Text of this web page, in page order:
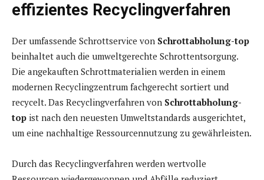
effizientes Recyclingverfahren
Der umfassende Schrottservice von Schrottabholung-top
beinhaltet auch die umweltgerechte Schrottentsorgung.
Die angekauften Schrottmaterialien werden in einem
modernen Recyclingzentrum fachgerecht sortiert und
recycelt. Das Recyclingverfahren von Schrottabholung-
top ist nach den neuesten Umweltstandards ausgerichtet,
um eine nachhaltige Ressourcennutzung zu gewährleisten.
Durch das Recyclingverfahren werden wertvolle